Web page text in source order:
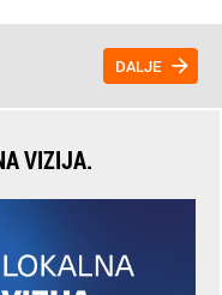
DALJE
VIZIJA.